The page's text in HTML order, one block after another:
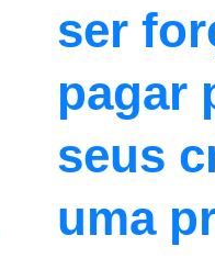
ser
pagar
seus
uma